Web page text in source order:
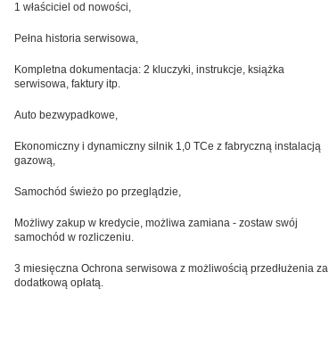
1 właściciel od nowości,
Pełna historia serwisowa,
Kompletna dokumentacja: 2 kluczyki, instrukcje, książka
serwisowa, faktury itp.
Auto bezwypadkowe,
Ekonomiczny i dynamiczny silnik 1,0 TCe z fabryczną instalacją
gazową,
Samochód świeżo po przeglądzie,
Możliwy zakup w kredycie, możliwa zamiana - zostaw swój
samochód w rozliczeniu.
3 miesięczna Ochrona serwisowa z możliwością przedłużenia za
dodatkową opłatą.